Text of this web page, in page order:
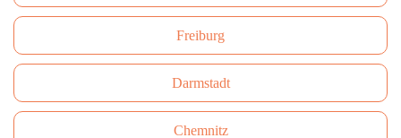
Freiburg
Darmstadt
Сhemnitz